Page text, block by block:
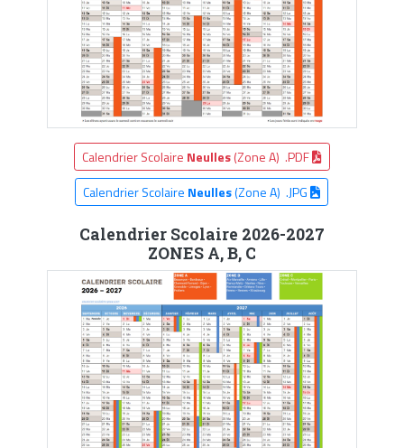
Calendrier Scolaire Neulles(Zone A) .PDF
Calendrier Scolaire Neulles(Zone A) .JPG
Calendrier Scolaire 2026-2027
ZONES A, B, C